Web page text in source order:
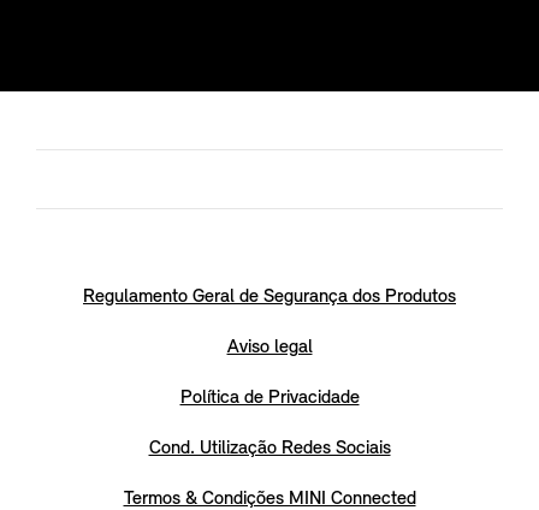
Regulamento Geral de Segurança dos Produtos
Aviso legal
Política de Privacidade
Cond. Utilização Redes Sociais
Termos & Condições MINI Connected